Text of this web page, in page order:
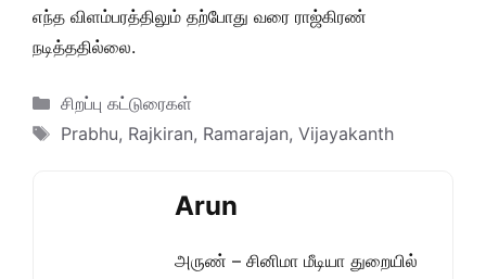
எந்த விளம்பரத்திலும் தற்போது வரை ராஜ்கிரண்
நடித்ததில்லை.
Categories
சிறப்பு கட்டுரைகள்
Tags
Prabhu, Rajkiran, Ramarajan, Vijayakanth
Arun
அருண் – சினிமா மீடியா துறையில்